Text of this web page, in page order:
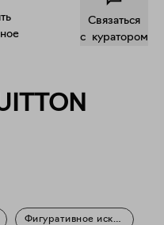
Связаться
c куратором
Фигуративное искусство